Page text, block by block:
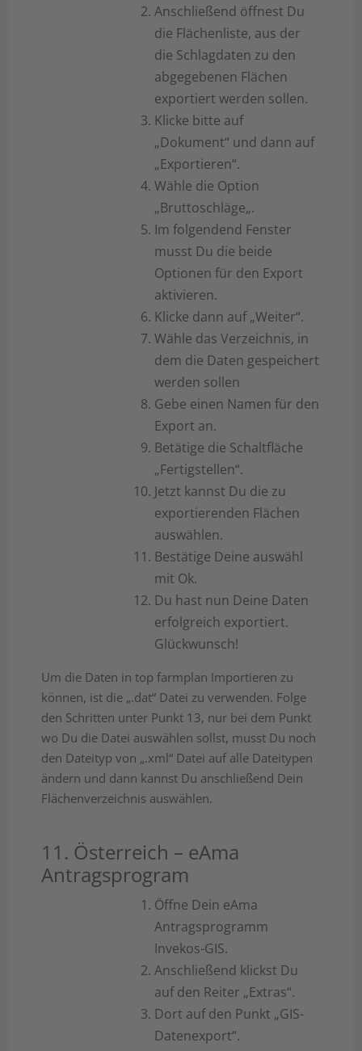
Anschließend öffnest Du
die Flächenliste, aus der
die Schlagdaten zu den
abgegebenen Flächen
exportiert werden sollen.
Klicke bitte auf
„Dokument“ und dann auf
„Exportieren“.
Wähle die Option
„Bruttoschläge„.
Im folgendend Fenster
musst Du die beide
Optionen für den Export
aktivieren.
Klicke dann auf „Weiter“.
Wähle das Verzeichnis, in
dem die Daten gespeichert
werden sollen
Gebe einen Namen für den
Export an.
Betätige die Schaltfläche
„Fertigstellen“.
Jetzt kannst Du die zu
exportierenden Flächen
auswählen.
Bestätige Deine auswähl
mit Ok.
Du hast nun Deine Daten
erfolgreich exportiert.
Glückwunsch!
Um die Daten in top farmplan Importieren zu
können, ist die „.dat“ Datei zu verwenden. Folge
den Schritten unter Punkt 13, nur bei dem Punkt
wo Du die Datei auswählen sollst, musst Du noch
den Dateityp von „.xml“ Datei auf alle Dateitypen
ändern und dann kannst Du anschließend Dein
Flächenverzeichnis auswählen.
11. Österreich – eAma
Antragsprogram
Öffne Dein eAma
Antragsprogramm
Invekos-GIS.
Anschließend klickst Du
auf den Reiter „Extras“.
Dort auf den Punkt „GIS-
Datenexport“.